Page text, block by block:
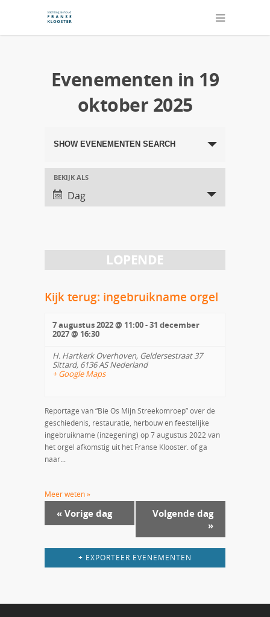
Evenementen in 19
oktober 2025
Evenementen
and
Views
SHOW EVENEMENTEN SEARCH
Evenement
Views
BEKIJK ALS
Dag
LOPENDE
Kijk terug: ingebruikname orgel
7 augustus 2022 @ 11:00-31 december
2027 @ 16:30
H. Hartkerk Overhoven, Geldersestraat 37
Sittard, 6136 AS Nederland
+ Google Maps
Reportage van “Bie Os Mijn Streekomroep” over de
geschiedenis, restauratie, herbouw en feestelijke
ingebruikname (inzegening) op 7 augustus 2022 van
het orgel afkomstig uit het Franse Klooster. of ga
naar...
Meer weten »
« Vorige dag
Volgende dag
»
+ EXPORTEER EVENEMENTEN